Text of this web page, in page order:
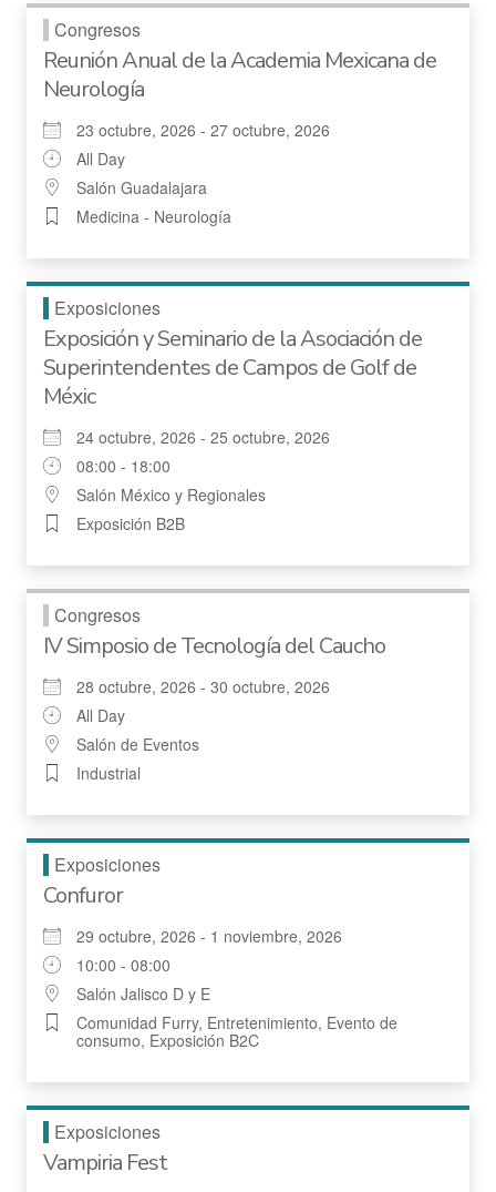
Congresos
Reunión Anual de la Academia Mexicana de
Neurología
23 octubre, 2026 - 27 octubre, 2026
All Day
Salón Guadalajara
Medicina - Neurología
Exposiciones
Exposición y Seminario de la Asociación de
Superintendentes de Campos de Golf de
Méxic
24 octubre, 2026 - 25 octubre, 2026
08:00 - 18:00
Salón México y Regionales
Exposición B2B
Congresos
IV Simposio de Tecnología del Caucho
28 octubre, 2026 - 30 octubre, 2026
All Day
Salón de Eventos
Industrial
Exposiciones
Confuror
29 octubre, 2026 - 1 noviembre, 2026
10:00 - 08:00
Salón Jalisco D y E
Comunidad Furry, Entretenimiento, Evento de
consumo, Exposición B2C
Exposiciones
Vampiria Fest